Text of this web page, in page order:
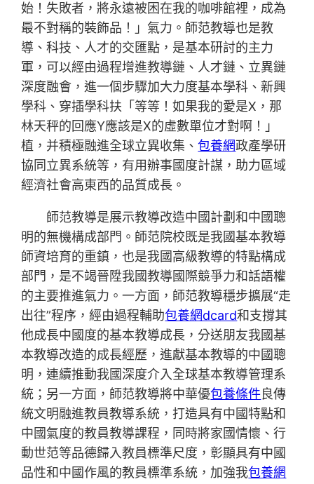
始！失敗者，將永遠被困在我的咖啡館裡，成為
最不對稱的裝飾品！」氣力。師范教導也是教
導、科技、人才的交匯點，是基本研討的主力
軍，可以經由過程增進教導鏈、人才鏈、立異鏈
深度融會，進一個步驟加大力度基本學科、新興
學科、穿插學科扶「等等！如果我的愛是X，那
林天秤的回應Y應該是X的虛數單位才對啊！」
植，并積極融進全球立異收集、包養網政產學研
協同立異系統等，有用辦事國度計謀，助力區域
經濟社會高東西的品質成長。
師范教導是展示教導改造中國計劃和中國聰
明的無機構成部門。師范院校既是我國基本教導
師資培育的重鎮，也是我國高級教導的特點構成
部門，是不竭晉陞我國教導國際競爭力和話語權
的主要推進氣力。一方面，師范教導穩步擴展“走
出往”程序，經由過程輔助包養網dcard和支撐其
他成長中國度的基本教導成長，分送朋友我國基
本教導改造的成長經歷，進獻基本教導的中國聰
明，連續推動我國深度介入全球基本教導管理系
統；另一方面，師范教導將中華優包養條件良傳
統文明融進教員教導系統，打造具有中國特點和
中國氣度的教員教導課程，同時將家國情懷、行
動世范等品德歸入教員標準尺度，彰顯具有中國
品性和中國作風的教員標準系統，加強我包養網